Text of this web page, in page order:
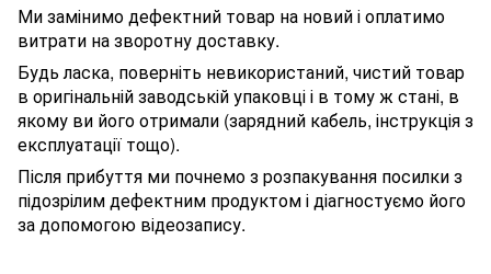
Ми замінимо дефектний товар на новий і оплатимо
витрати на зворотну доставку.
Будь ласка, поверніть невикористаний, чистий товар
в оригінальній заводській упаковці і в тому ж стані, в
якому ви його отримали (зарядний кабель, інструкція з
експлуатації тощо).
Після прибуття ми почнемо з розпакування посилки з
підозрілим дефектним продуктом і діагностуємо його
за допомогою відеозапису.